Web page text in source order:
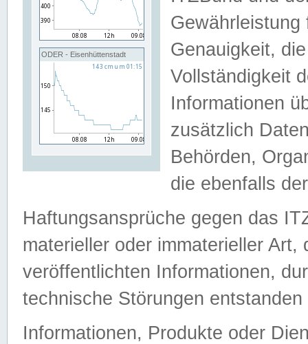
ODER - Eisenhüttenstadt
Genauigkeit,
Vollständigkeit
Informationen
zusätzlich
Behörden,
die ebenfalls
Haftungsansprüche gegen das
materieller oder immaterieller
veröffentlichten Informationen,
technische Störungen
Informationen, Produkte oder